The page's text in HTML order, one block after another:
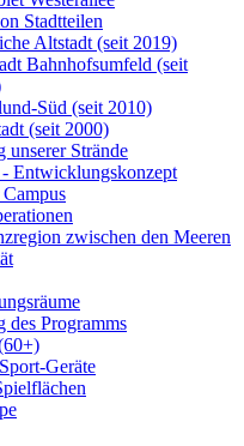
Stadtteilen
Altstadt (seit 2019)
Bahnhofsumfeld (seit
Süd (seit 2010)
(seit 2000)
Strände
Entwicklungskonzept
zwischen den Meeren
des Programms
Geräte